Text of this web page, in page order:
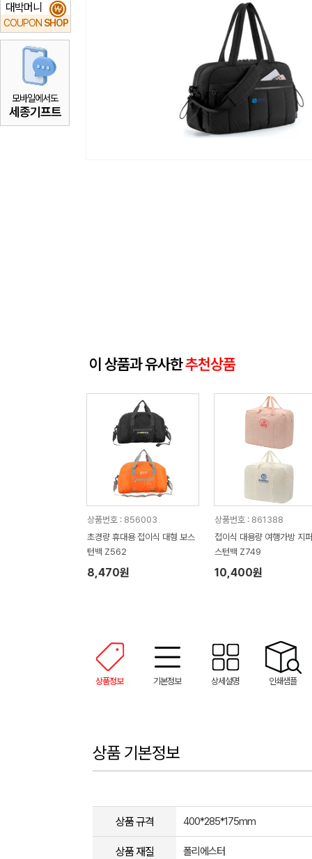
대박머니
COUPON SHOP
₩
모바일에서도
세종기프트
이 상품과 유사한추천상품
상품번호 : 856003
초경량 휴대용 접이식 대형 보스
턴백 Z562
8,470원
상품번호 : 861388
접이식 대용량 여행가방 지
스턴백 Z749
10,400원
상품정보 기본정보 상세설명 인쇄샘플
상품 기본정보
상품 규격 400*285*175mm
상품 재질 폴리에스터